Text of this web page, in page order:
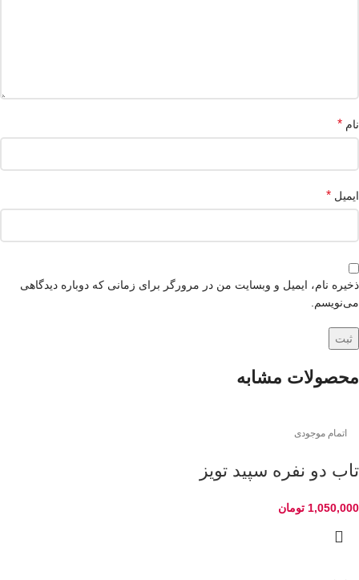
نام *
ایمیل *
ذخیره نام، ایمیل و وبسایت من در مرورگر برای زمانی که دوباره دیدگاهی
می‌نویسم.
محصولات مشابه
اتمام موجودی
تاب دو نفره سپید تویز
1,050,000 تومان